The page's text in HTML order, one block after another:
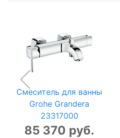
Смеситель для ванны
Grohe Grandera
23317000
85 370 руб.